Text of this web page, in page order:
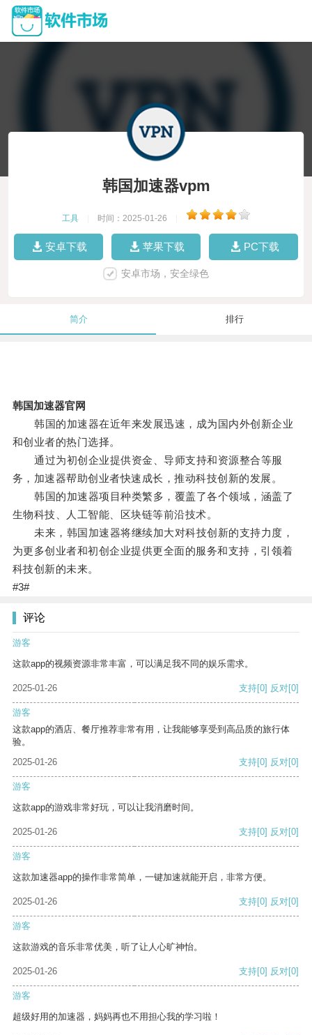
韩国加速器vpm
工具 时间：2025-01-26
安卓下载 苹果下载 PC下载
安卓市场，安全绿色
简介 排行
韩国加速器官网
韩国的加速器在近年来发展迅速，成为国内外创新企业
和创业者的热门选择。
通过为初创企业提供资金、导师支持和资源整合等服
务，加速器帮助创业者快速成长，推动科技创新的发展。
韩国的加速器项目种类繁多，覆盖了各个领域，涵盖了
生物科技、人工智能、区块链等前沿技术。
未来，韩国加速器将继续加大对科技创新的支持力度，
为更多创业者和初创企业提供更全面的服务和支持，引领着
科技创新的未来。
#3#
评论
游客
这款app的视频资源非常丰富，可以满足我不同的娱乐需求。
2025-01-26 支持[0] 反对[0]
游客
这款app的酒店、餐厅推荐非常有用，让我能够享受到高品质的旅行体
验。
2025-01-26
支持[0] 反对[0]
游客
这款app的游戏非常好玩，可以让我消磨时间。
2025-01-26 支持[0] 反对[0]
游客
这款加速器app的操作非常简单，一键加速就能开启，非常方便。
2025-01-26 支持[0] 反对[0]
游客
这款游戏的音乐非常优美，听了让人心旷神怡。
2025-01-26 支持[0] 反对[0]
游客
超级好用的加速器，妈妈再也不用担心我的学习啦！